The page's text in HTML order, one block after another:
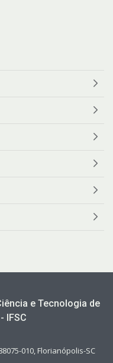
e Tecnologia de
IFSC
010, Florianópolis-SC